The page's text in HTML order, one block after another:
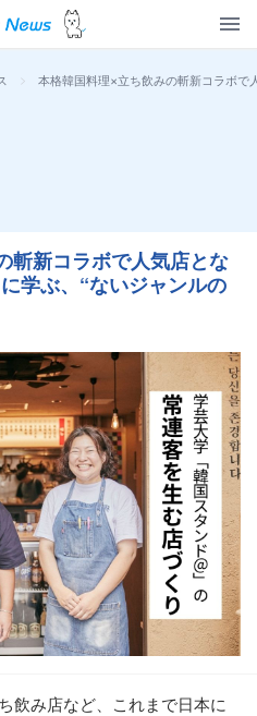
> 本格韓国料理×立ち飲みの斬新コラボで
斬新コラボで人気店とな
学ぶ、“ないジャンルの
飲み店など、これまで日本に